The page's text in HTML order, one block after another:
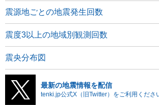
震源地ごとの地震発生回数
震度3以上の地域別観測回数
震央分布図
最新の地震情報を配信
tenki.jp公式X（旧Twitter）をご利用くださ